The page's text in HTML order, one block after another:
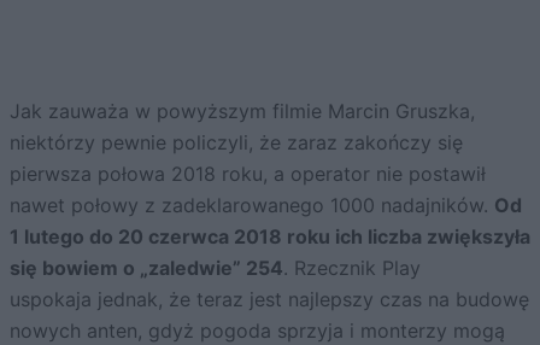
Jak zauważa w powyższym filmie Marcin Gruszka,
niektórzy pewnie policzyli, że zaraz zakończy się
pierwsza połowa 2018 roku, a operator nie postawił
nawet połowy z zadeklarowanego 1000 nadajników. Od
1 lutego do 20 czerwca 2018 roku ich liczba zwiększyła
się bowiem o „zaledwie” 254. Rzecznik Play
uspokaja jednak, że teraz jest najlepszy czas na budowę
nowych anten, gdyż pogoda sprzyja i monterzy mogą